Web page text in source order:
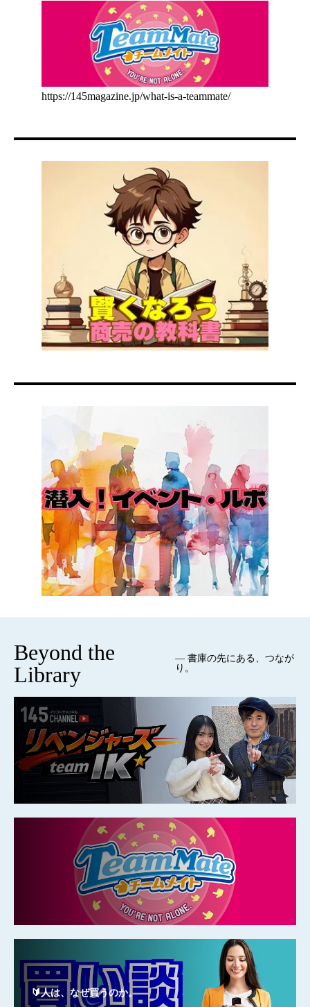
https://145magazine.jp/what-is-a-teammate/
Beyond the
Library
— 書庫の先にある、つなが
り。
🔰人は、なぜ買うのか。